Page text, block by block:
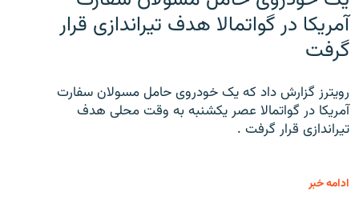
آمریکا در گواتمالا هدف تیراندازی قرار
گرفت
رویترز گزارش داد که یک خودروی حامل مسولان سفارت
آمریکا در گواتمالا عصر یکشنبه به وقت محلی هدف
تیراندازی قرار گرفت .
ادامه خبر